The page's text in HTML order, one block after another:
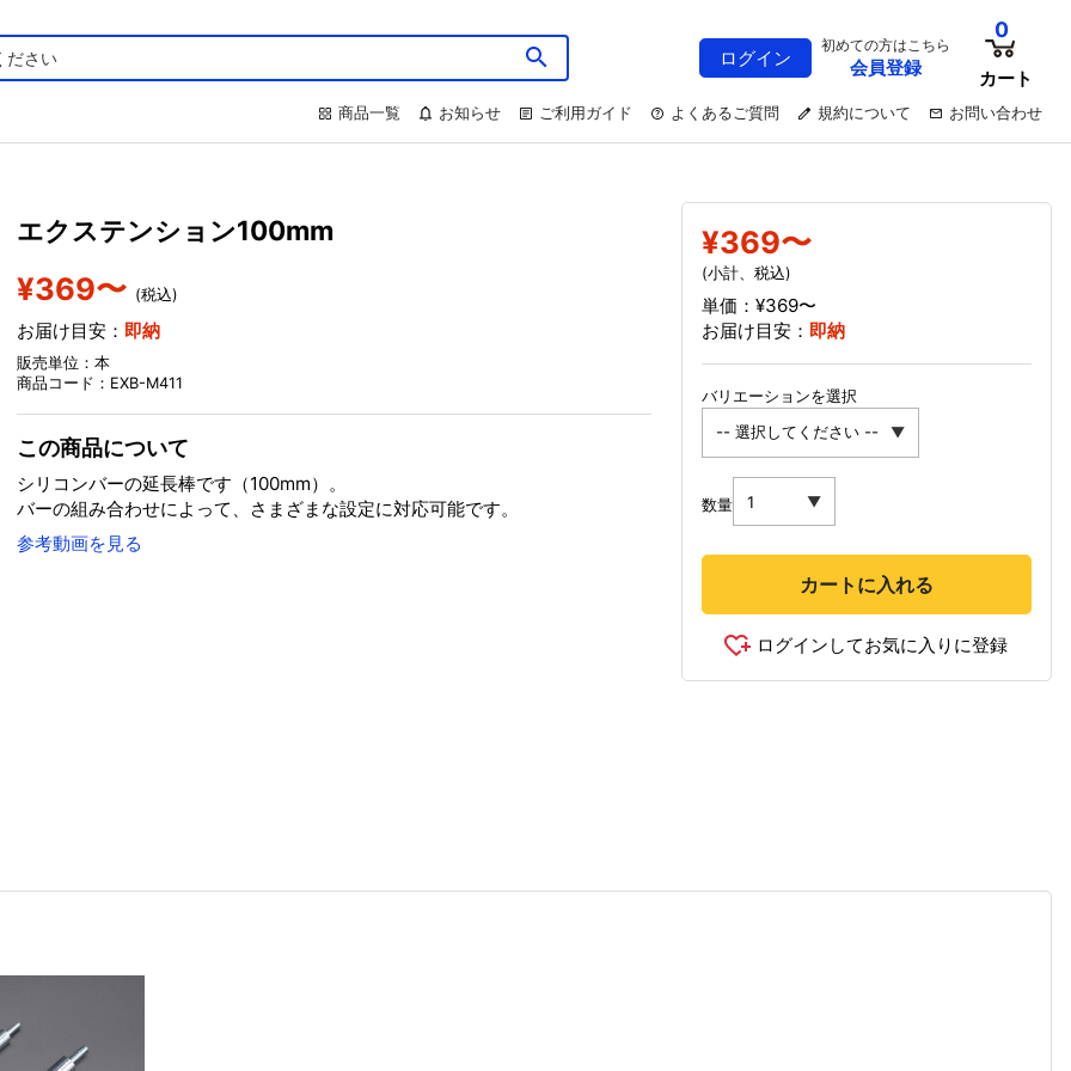
ログイン
初めての方はこちら
会員登録
0
カート
商品一覧 お知らせ ご利用ガイド よくあるご質問 規約について お問い合わせ
エクステンション100mm
¥369〜 (税込)
お届け目安： 即納
販売単位：本
商品コード：EXB-M411
この商品について
シリコンバーの延長棒です（100mm）。
バーの組み合わせによって、さまざまな設定に対応可能です。
参考動画を見る
¥369〜
(小計、税込)
単価：¥369〜
お届け目安： 即納
バリエーションを選択
数量
カートに入れる
ログインしてお気に入りに登録